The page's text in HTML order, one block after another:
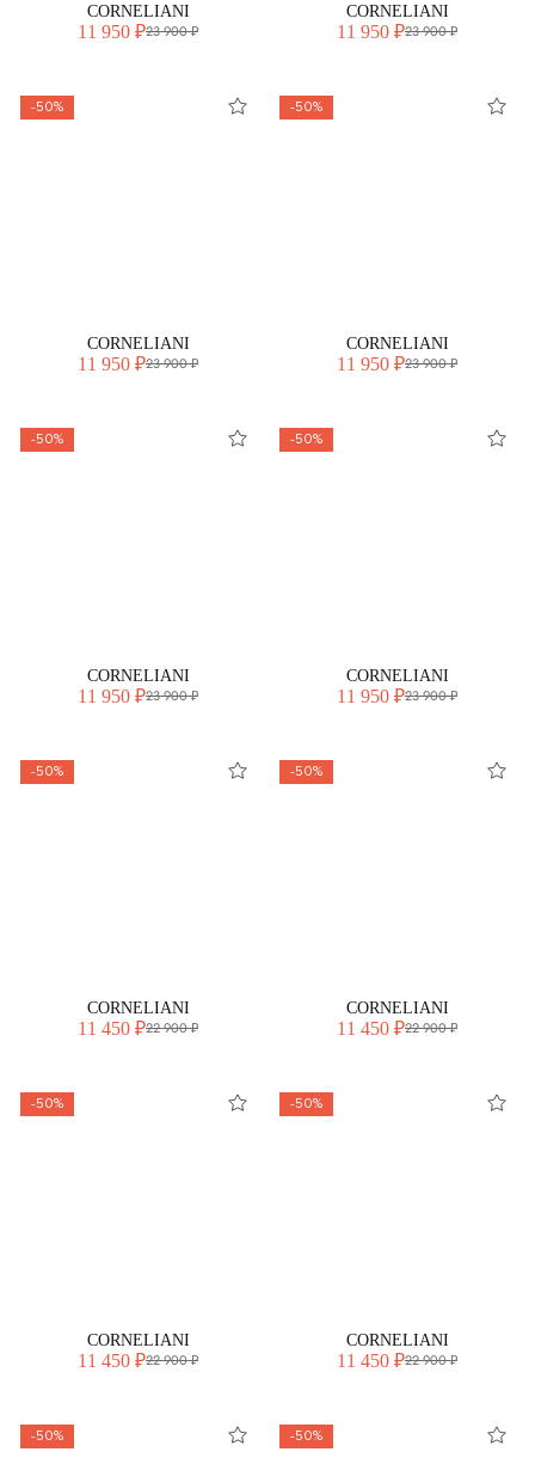
CORNELIANI
11 950 ₽23 900 ₽
CORNELIANI
11 950 ₽23 900 ₽
-50%
CORNELIANI
11 950 ₽23 900 ₽
-50%
CORNELIANI
11 950 ₽23 900 ₽
-50%
CORNELIANI
11 950 ₽23 900 ₽
-50%
CORNELIANI
11 950 ₽23 900 ₽
-50%
CORNELIANI
11 450 ₽22 900 ₽
-50%
CORNELIANI
11 450 ₽22 900 ₽
-50%
CORNELIANI
11 450 ₽22 900 ₽
-50%
CORNELIANI
11 450 ₽22 900 ₽
-50% -50%